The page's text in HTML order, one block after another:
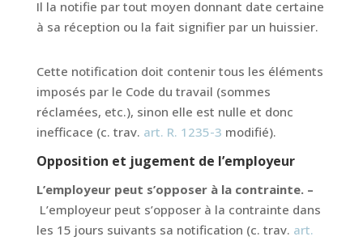
Il la notifie par tout moyen donnant date certaine
à sa réception ou la fait signifier par un huissier.
Cette notification doit contenir tous les éléments
imposés par le Code du travail (sommes
réclamées, etc.), sinon elle est nulle et donc
inefficace (c. trav. art. R. 1235-3 modifié).
Opposition et jugement de l’employeur
L’employeur peut s’opposer à la contrainte. –
L’employeur peut s’opposer à la contrainte dans
les 15 jours suivants sa notification (c. trav. art.